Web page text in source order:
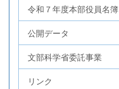
令和７年度本部役員名簿
公開データ
文部科学省委託事業
リンク